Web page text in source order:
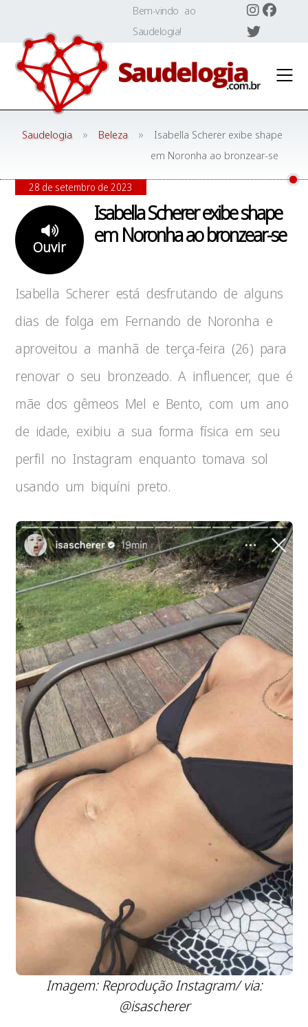
content
Bem-vindo ao
Saudelogia!
Saudelogia » Beleza »
Isabella Scherer exibe shape
em Noronha ao bronzear-se
Isabella Scherer exibe shape
em Noronha ao bronzear-se
Ouvir
28 de setembro de 2023
Isabella Scherer está desfrutando de alguns
dias de folga em Fernando de Noronha e
aproveitou a manhã de terça-feira (26) para
renovar o seu bronzeado. A influencer, que é
mãe dos gêmeos Mel e Bento, com um ano
de idade, exibiu a sua forma física em seu
perfil no Instagram enquanto tomava sol
usando um biquíni preto.
Imagem: Reprodução Instagram/ via:
@isascherer